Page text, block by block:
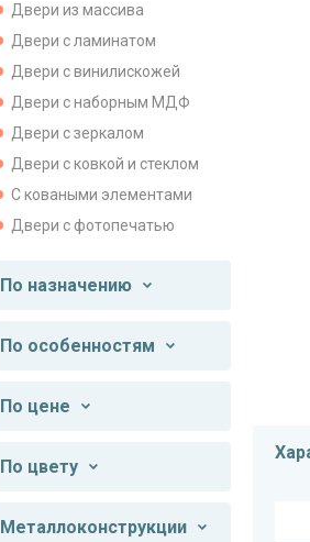
Двери из массива
Двери с ламинатом
Двери с винилискожей
Двери с наборным МДФ
Двери с зеркалом
Двери с ковкой и стеклом
С коваными элементами
Двери с фотопечатью
По назначению
По особенностям
По цене
По цвету
Металлоконструкции